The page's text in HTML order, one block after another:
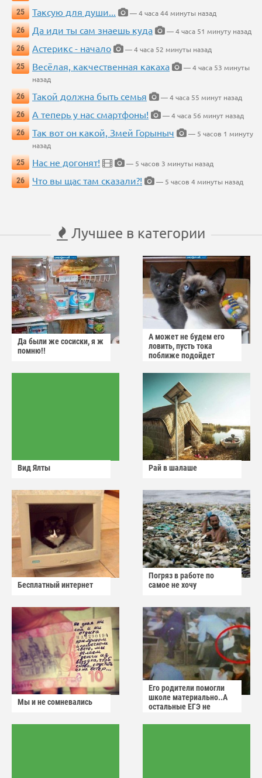
25
Таксую для души...
— 4 часа 44 минуты назад
26
Да иди ты сам знаешь куда
— 4 часа 51 минуту назад
26
Астерикс - начало
— 4 часа 52 минуты назад
25
Весёлая, какчественная какаха
— 4 часа 53 минуты
назад
26
Такой должна быть семья
— 4 часа 55 минут назад
26
А теперь у нас смартфоны!
— 4 часа 56 минут назад
26
Так вот он какой, Змей Горыныч
— 5 часов 1 минуту
назад
25
Нас не догонят!
— 5 часов 3 минуты назад
26
Что вы щас там сказали?! — 5 часов 4 минуты назад
Лучшее в категории
Да были же сосиски, я ж
помню!!
А может не будем его
ловить, пусть тока
поближе подойдет
Вид Ялты Рай в шалаше
Бесплатный интернет
Погряз в работе по
самое не хочу
Мы и не сомневались
Его родители помогли
школе материально..А
остальные ЕГЭ не